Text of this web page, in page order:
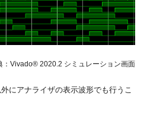
：Vivado® 2020.2 シミュレーション画面
にアナライザの表示波形でも行うこ